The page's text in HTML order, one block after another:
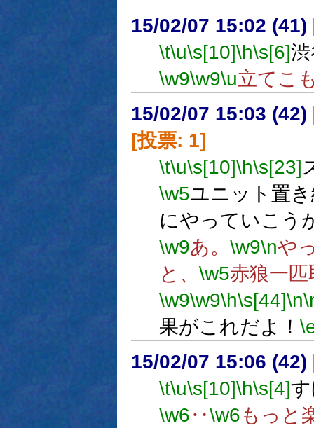
15/02/07 15:02 (41)
\t\u\s[10]\h\s[6]
\w9\w9\u立てこ
15/02/07 15:03 (42)
[投票: 1]
\t\u\s[10]\h\s[23]
\w5ユニット置
にやっていこう
\w9あ。 \w9\nや
と、 \w5赤狼一
\w9\w9\h\s[44]\n
果がこれだよ！
15/02/07 15:06 (42)
\t\u\s[10]\h\s[4]
\w6‥\w6もっと